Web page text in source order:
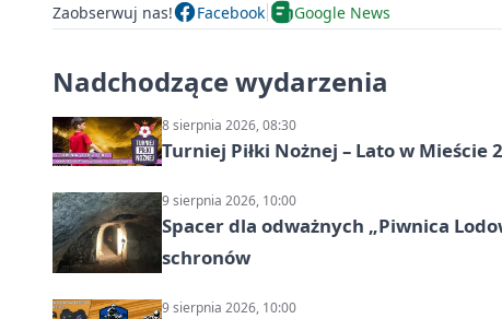
Zaobserwuj nas! Facebook Google News
Nadchodzące wydarzenia
8 sierpnia 2026, 08:30
Turniej Piłki Nożnej – Lato w Mieście
9 sierpnia 2026, 10:00
Spacer dla odważnych „Piwnica
schronów
9 sierpnia 2026, 10:00